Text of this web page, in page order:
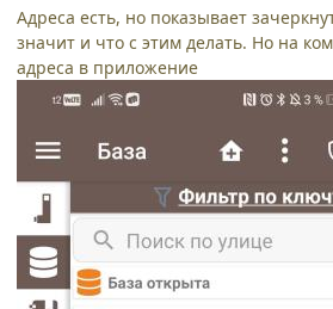
Адреса есть, но показывает
значит и что с этим делать. Но на
адреса в приложение